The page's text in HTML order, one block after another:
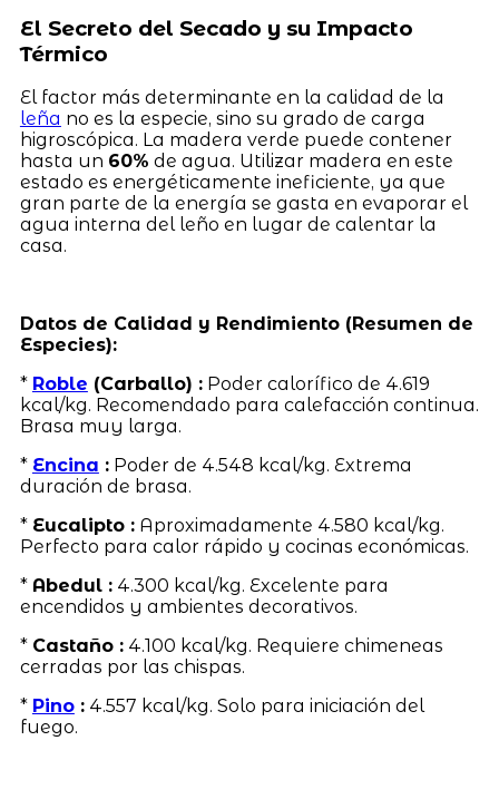
El Secreto del Secado y su Impacto
Térmico
El factor más determinante en la calidad de la
leña no es la especie, sino su grado de carga
higroscópica. La madera verde puede contener
hasta un 60% de agua. Utilizar madera en este
estado es energéticamente ineficiente, ya que
gran parte de la energía se gasta en evaporar el
agua interna del leño en lugar de calentar la
casa.
Datos de Calidad y Rendimiento (Resumen de
Especies):
* Roble (Carballo) :Poder calorífico de 4.619
kcal/kg. Recomendado para calefacción continua.
Brasa muy larga.
* Encina :Poder de 4.548 kcal/kg. Extrema
duración de brasa.
* Eucalipto :Aproximadamente 4.580 kcal/kg.
Perfecto para calor rápido y cocinas económicas.
* Abedul :4.300 kcal/kg. Excelente para
encendidos y ambientes decorativos.
* Castaño :4.100 kcal/kg. Requiere chimeneas
cerradas por las chispas.
* Pino:4.557 kcal/kg. Solo para iniciación del
fuego.